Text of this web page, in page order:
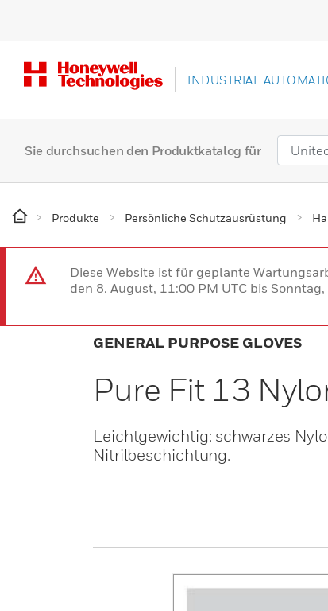
INDUSTRIAL
Sie durchsuchen den Produktkatalog für
Produkte Persönliche Schutzausrüstung
Diese Website ist für geplante
den 8. August, 11:00 PM UTC bis
GENERAL PURPOSE GLOVES
Pure Fit 13
Leichtgewichtig: schwarzes
Nitrilbeschichtung.